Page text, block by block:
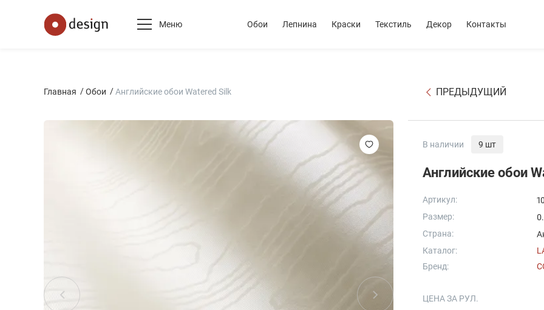
Меню Обои Лепнина Краски Текстиль Декор Контакты
Главная Обои Английские обои Watered Silk ПРЕДЫДУЩИЙ
В наличии 9 шт
Английские обои
Артикул:
Размер:
Страна:
Каталог:
Бренд:
ЦЕНА ЗА РУЛ.